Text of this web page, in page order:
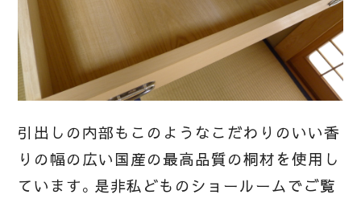
引出しの内部もこのようなこだわりのいい香
りの幅の広い国産の最高品質の桐材を使用し
ています。是非私どものショールームでご覧